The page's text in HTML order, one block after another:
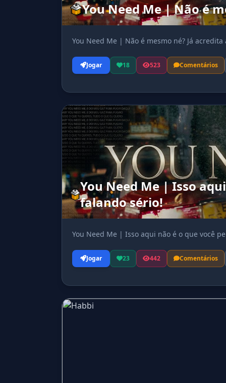
You Need Me | Não é
You Need Me | Não é mesmo né? Já acredita
Jogar 18 523 Comentários
You Need Me | Isso
falando sério!
You Need Me | Isso aqui não é o que você
Jogar 23 442 Comentários